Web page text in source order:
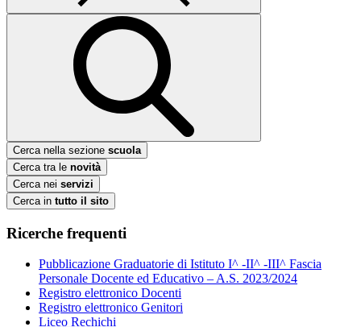
Cerca nella sezione scuola
Cerca tra le novità
Cerca nei servizi
Cerca in tutto il sito
Ricerche frequenti
Pubblicazione Graduatorie di Istituto I^ -II^ -III^ Fascia
Personale Docente ed Educativo – A.S. 2023/2024
Registro elettronico Docenti
Registro elettronico Genitori
Liceo Rechichi